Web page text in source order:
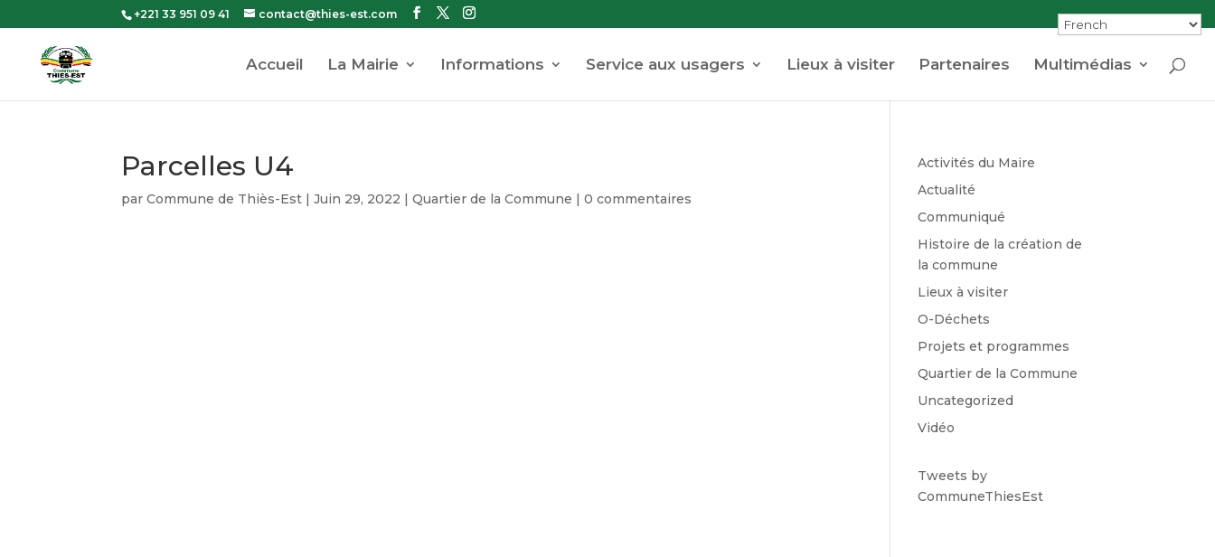
+221 33 951 09 41 contact@thies-est.com
Accueil La Mairie Informations Service aux usagers Lieux à visiter Partenaires Multimédias
Parcelles U4
parCommune de Thiès-Est |Juin 29, 2022 |Quartier de la Commune |0 commentaires
Activités du Maire
Actualité
Communiqué
Histoire de la création de
la commune
Lieux à visiter
O-Déchets
Projets et programmes
Quartier de la Commune
Uncategorized
Vidéo
Tweets by
CommuneThiesEst